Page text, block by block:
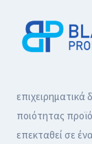
ποιότητας
επεκταθεί σε